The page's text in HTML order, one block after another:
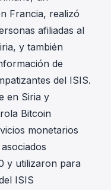
Francia, realizó
afiliadas al
y también
de
del ISIS.
en Siria y
Bitcoin
monetarios
y utilizaron para
ISIS